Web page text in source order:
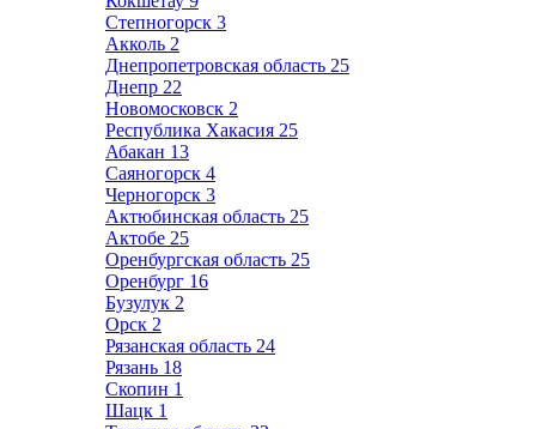
Степногорск 3
Акколь 2
Днепропетровская область 25
Днепр 22
Новомосковск 2
Республика Хакасия 25
Абакан 13
Саяногорск 4
Черногорск 3
Актюбинская область 25
Актобе 25
Оренбургская область 25
Оренбург 16
Бузулук 2
Орск 2
Рязанская область 24
Рязань 18
Скопин 1
Шацк 1